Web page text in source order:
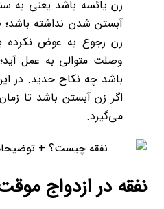
زن یائسه باشد یعنی به
آبستن شدن نداشته باشد؛
زن رجوع به عوض نکرده
وصلت متوالی به عمل
باشد چه نکاح جدید. در
اگر زن آبستن باشد تا
می‌گیرد.
نفقه در ازدواج